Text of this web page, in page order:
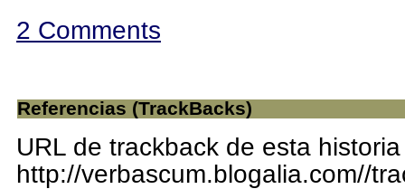
2 Comments
Referencias (TrackBacks)
URL de trackback de esta historia
http://verbascum.blogalia.com//